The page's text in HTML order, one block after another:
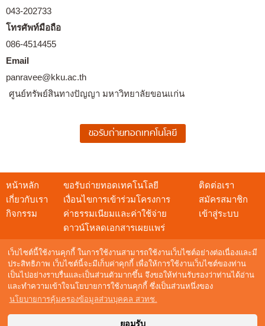
เว็บไซต์นี้ใช้งานคุกกี้ ในการใช้งานสามารถใช้งานเว็บไซต์อย่างต่อเนื่องและมี
ประสิทธิภาพ เว็บไซต์นี้จะมีเก็บค่าคุกกี้ เพื่อให้การใช้งานเว็บไซต์ของท่าน
เป็นไปอย่างราบรื่นและเป็นส่วนตัวมากขึ้น จึงขอให้ท่านรับรองว่าท่านได้อ่าน
และทำความเข้าใจนโยบายการใช้งานคุกกี้ ซึ่งเป็นส่วนหนึ่งของ
นโยบายการคุ้มครองข้อมูลส่วนบุคคล สวทช.
ยอมรับ
043-202733
โทรศัพท์มือถือ
086-4514455
Email
panravee@kku.ac.th
ศูนย์ทรัพย์สินทางปัญญา มหาวิทยาลัยขอนแก่น
หน้าหลัก
เกี่ยวกับเรา
กิจกรรม
ขอรับถ่ายทอดเทคโนโลยี
เงื่อนไขการเข้าร่วมโครงการ
ค่าธรรมเนียมและค่าใช้จ่าย
ดาวน์โหลดเอกสารเผยแพร่
ติดต่อเรา
สมัครสมาชิก
เข้าสู่ระบบ
สอบถามข้อมูล
อีเมล :techshow@nstda.or.th
Digital Mind Co., Ltd.